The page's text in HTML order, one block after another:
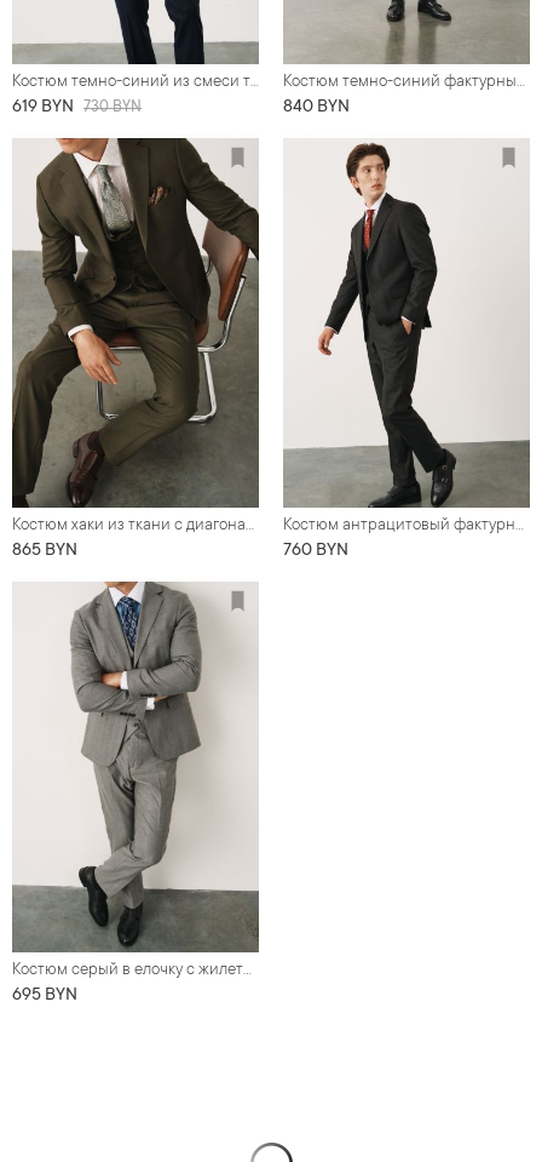
Костюм темно-синий из смеси тенсела, хлопка и льна
619 BYN 730 BYN
Костюм темно-синий фактурный из деликатной шерсти
840 BYN
Костюм хаки из ткани с диагональной фактурой
865 BYN
Костюм антрацитовый фактурный с жилетом
760 BYN
Костюм серый в елочку с жилетом
695 BYN